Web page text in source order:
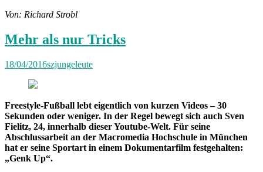
Von: Richard Strobl
Mehr als nur Tricks
18/04/2016szjungeleute
Freestyle-Fußball lebt eigentlich von kurzen Videos – 30
Sekunden oder weniger. In der Regel bewegt sich auch Sven
Fielitz, 24, innerhalb dieser Youtube-Welt. Für seine
Abschlussarbeit an der Macromedia Hochschule in München
hat er seine Sportart in einem Dokumentarfilm festgehalten:
„Genk Up“.